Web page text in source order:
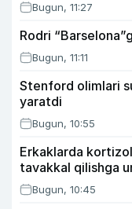
Bugun, 11:27
Rodri
Bugun, 11:11
Stenford olimlari
yaratdi
Bugun, 10:55
Erkaklarda
tavakkal qilishga
Bugun, 10:45